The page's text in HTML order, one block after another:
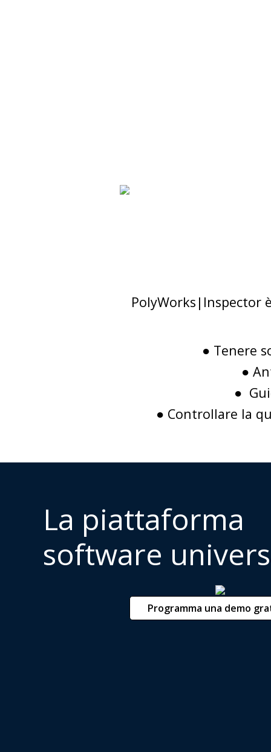
PolyWorks|Inspector
● Tenere
●
●
● Controllare la
La piattaforma
software
Programma una demo